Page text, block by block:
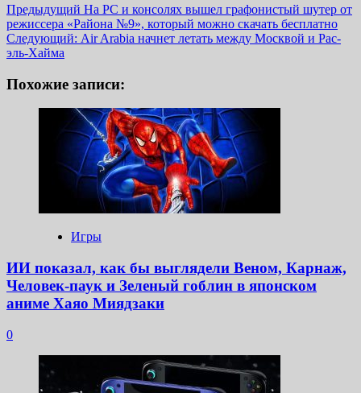
Навигация
записи
Предыдущий На PC и консолях вышел графонистый шутер от
режиссера «Района №9», который можно скачать бесплатно
Следующий: Air Arabia начнет летать между Москвой и Рас-
эль-Хайма
Похожие записи:
Игры
ИИ показал, как бы выглядели Веном, Карнаж,
Человек-паук и Зеленый гоблин в японском
аниме Хаяо Миядзаки
0